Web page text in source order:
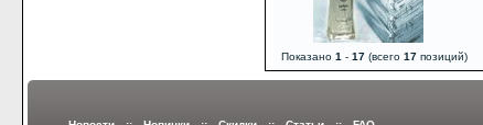
Показано 1 - 17 (всего 17 позиций)